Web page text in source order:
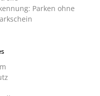
Parken ohne